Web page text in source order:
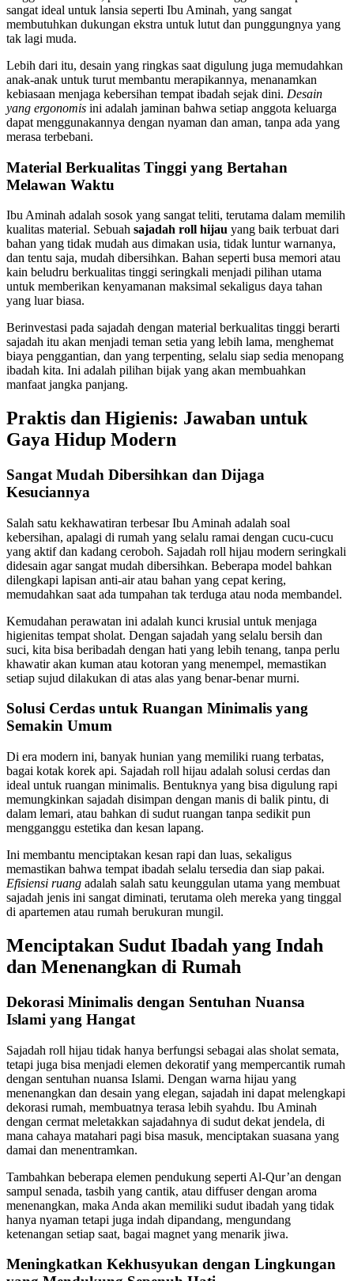
sangat ideal untuk lansia seperti Ibu Aminah, yang sangat
membutuhkan dukungan ekstra untuk lutut dan punggungnya yang
tak lagi muda.
Lebih dari itu, desain yang ringkas saat digulung juga memudahkan
anak-anak untuk turut membantu merapikannya, menanamkan
kebiasaan menjaga kebersihan tempat ibadah sejak dini. Desain
yang ergonomis ini adalah jaminan bahwa setiap anggota keluarga
dapat menggunakannya dengan nyaman dan aman, tanpa ada yang
merasa terbebani.
Material Berkualitas Tinggi yang Bertahan
Melawan Waktu
Ibu Aminah adalah sosok yang sangat teliti, terutama dalam memilih
kualitas material. Sebuah sajadah roll hijau yang baik terbuat dari
bahan yang tidak mudah aus dimakan usia, tidak luntur warnanya,
dan tentu saja, mudah dibersihkan. Bahan seperti busa memori atau
kain beludru berkualitas tinggi seringkali menjadi pilihan utama
untuk memberikan kenyamanan maksimal sekaligus daya tahan
yang luar biasa.
Berinvestasi pada sajadah dengan material berkualitas tinggi berarti
sajadah itu akan menjadi teman setia yang lebih lama, menghemat
biaya penggantian, dan yang terpenting, selalu siap sedia menopang
ibadah kita. Ini adalah pilihan bijak yang akan membuahkan
manfaat jangka panjang.
Praktis dan Higienis: Jawaban untuk
Gaya Hidup Modern
Sangat Mudah Dibersihkan dan Dijaga
Kesuciannya
Salah satu kekhawatiran terbesar Ibu Aminah adalah soal
kebersihan, apalagi di rumah yang selalu ramai dengan cucu-cucu
yang aktif dan kadang ceroboh. Sajadah roll hijau modern seringkali
didesain agar sangat mudah dibersihkan. Beberapa model bahkan
dilengkapi lapisan anti-air atau bahan yang cepat kering,
memudahkan saat ada tumpahan tak terduga atau noda membandel.
Kemudahan perawatan ini adalah kunci krusial untuk menjaga
higienitas tempat sholat. Dengan sajadah yang selalu bersih dan
suci, kita bisa beribadah dengan hati yang lebih tenang, tanpa perlu
khawatir akan kuman atau kotoran yang menempel, memastikan
setiap sujud dilakukan di atas alas yang benar-benar murni.
Solusi Cerdas untuk Ruangan Minimalis yang
Semakin Umum
Di era modern ini, banyak hunian yang memiliki ruang terbatas,
bagai kotak korek api. Sajadah roll hijau adalah solusi cerdas dan
ideal untuk ruangan minimalis. Bentuknya yang bisa digulung rapi
memungkinkan sajadah disimpan dengan manis di balik pintu, di
dalam lemari, atau bahkan di sudut ruangan tanpa sedikit pun
mengganggu estetika dan kesan lapang.
Ini membantu menciptakan kesan rapi dan luas, sekaligus
memastikan bahwa tempat ibadah selalu tersedia dan siap pakai.
Efisiensi ruang adalah salah satu keunggulan utama yang membuat
sajadah jenis ini sangat diminati, terutama oleh mereka yang tinggal
di apartemen atau rumah berukuran mungil.
Menciptakan Sudut Ibadah yang Indah
dan Menenangkan di Rumah
Dekorasi Minimalis dengan Sentuhan Nuansa
Islami yang Hangat
Sajadah roll hijau tidak hanya berfungsi sebagai alas sholat semata,
tetapi juga bisa menjadi elemen dekoratif yang mempercantik rumah
dengan sentuhan nuansa Islami. Dengan warna hijau yang
menenangkan dan desain yang elegan, sajadah ini dapat melengkapi
dekorasi rumah, membuatnya terasa lebih syahdu. Ibu Aminah
dengan cermat meletakkan sajadahnya di sudut dekat jendela, di
mana cahaya matahari pagi bisa masuk, menciptakan suasana yang
damai dan menentramkan.
Tambahkan beberapa elemen pendukung seperti Al-Qur’an dengan
sampul senada, tasbih yang cantik, atau diffuser dengan aroma
menenangkan, maka Anda akan memiliki sudut ibadah yang tidak
hanya nyaman tetapi juga indah dipandang, mengundang
ketenangan setiap saat, bagai magnet yang menarik jiwa.
Meningkatkan Kekhusyukan dengan Lingkungan